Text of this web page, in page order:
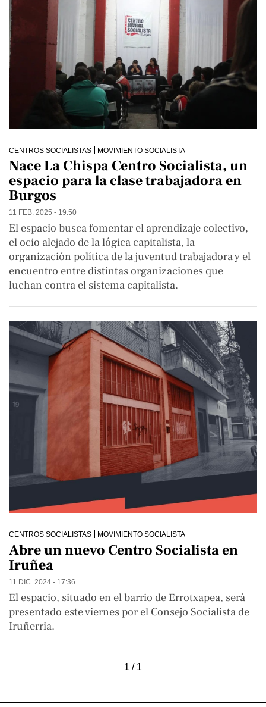
CENTROS SOCIALISTAS MOVIMIENTO SOCIALISTA
Nace La Chispa Centro Socialista, un
espacio para la clase trabajadora en
Burgos
11 FEB. 2025 - 19:50
El espacio busca fomentar el aprendizaje colectivo,
el ocio alejado de la lógica capitalista, la
organización política de la juventud trabajadora y el
encuentro entre distintas organizaciones que
luchan contra el sistema capitalista.
CENTROS SOCIALISTAS MOVIMIENTO SOCIALISTA
Abre un nuevo Centro Socialista en
Iruñea
11 DIC. 2024 - 17:36
El espacio, situado en el barrio de Errotxapea, será
presentado este viernes por el Consejo Socialista de
Iruñerria.
1 / 1